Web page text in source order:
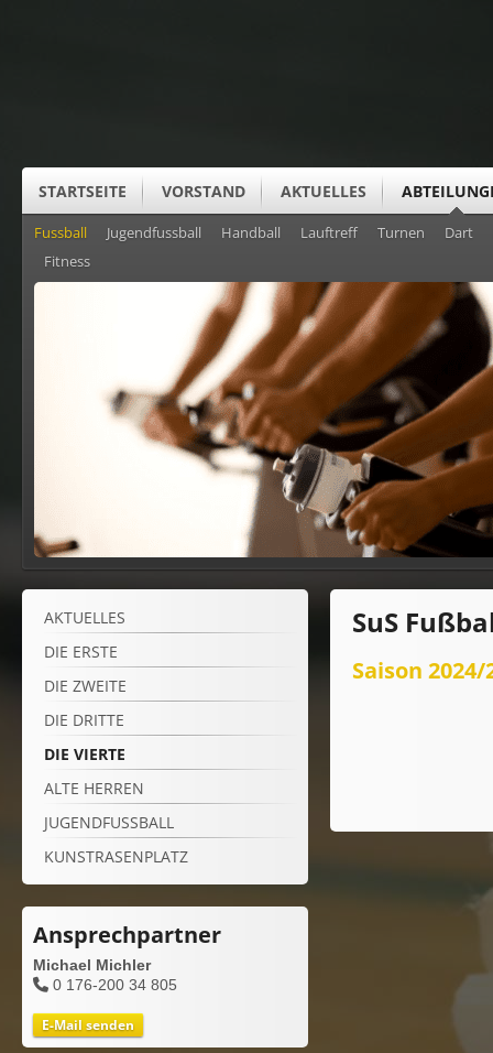
STARTSEITE VORSTAND AKTUELLES
SUS CLUBHEIM
Fussball Jugendfussball Handball Lauftreff Turnen
Dart
Fitness
AKTUELLES
DIE ERSTE
DIE ZWEITE
DIE DRITTE
DIE VIERTE
ALTE HERREN
JUGENDFUSSBALL
KUNSTRASENPLATZ
Ansprechpartner
Michael Michler
0 176-200 34 805
E-Mail senden
SuS
Saison